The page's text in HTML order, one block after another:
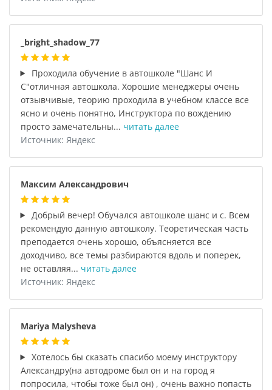
_bright_shadow_77
Проходила обучение в автошколе "Шанс И
С"отличная автошкола. Хорошие менеджеры очень
отзывчивые, теорию проходила в учебном классе все
ясно и очень понятно, Инструктора по вождению
просто замечательны... читать далее
Источник: Яндекс
Максим Александрович
Добрый вечер! Обучался автошколе шанс и с. Всем
рекомендую данную автошколу. Теоретическая часть
преподается очень хорошо, объясняется все
доходчиво, все темы разбираются вдоль и поперек,
не оставляя... читать далее
Источник: Яндекс
Mariya Malysheva
Хотелось бы сказать спасибо моему инструктору
Александру(на автодроме был он и на город я
попросила, чтобы тоже был он) , очень важно попасть